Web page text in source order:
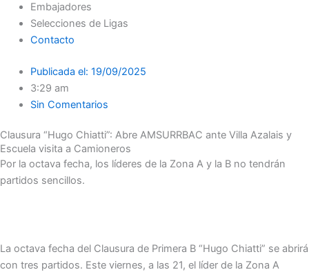
Embajadores
Selecciones de Ligas
Contacto
Publicada el: 19/09/2025
3:29 am
Sin Comentarios
Clausura “Hugo Chiatti”: Abre AMSURRBAC ante Villa Azalais y
Escuela visita a Camioneros
Por la octava fecha, los líderes de la Zona A y la B no tendrán
partidos sencillos.
La octava fecha del Clausura de Primera B “Hugo Chiatti” se abrirá
con tres partidos. Este viernes, a las 21, el líder de la Zona A